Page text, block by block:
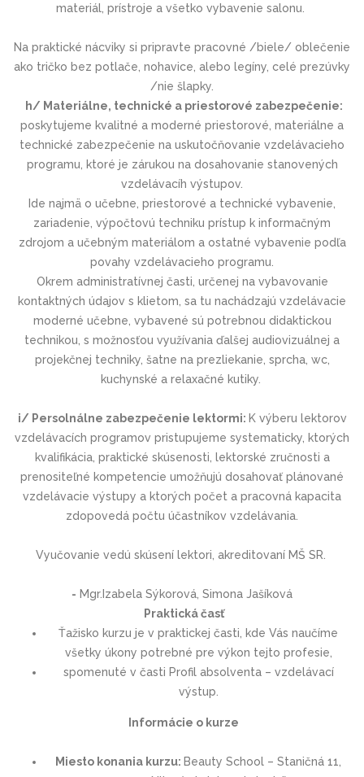
materiál, prístroje a všetko vybavenie salonu.
Na praktické nácviky si pripravte pracovné /biele/ oblečenie
ako tričko bez potlače, nohavice, alebo legíny, celé prezúvky
/nie šlapky.
h/ Materiálne, technické a priestorové zabezpečenie:
poskytujeme kvalitné a moderné priestorové, materiálne a
technické zabezpečenie na uskutočňovanie vzdelávacieho
programu, ktoré je zárukou na dosahovanie stanovených
vzdelávacíh výstupov.
Ide najmä o učebne, priestorové a technické vybavenie,
zariadenie, výpočtovú techniku prístup k informačným
zdrojom a učebným materiálom a ostatné vybavenie podľa
povahy vzdelávacieho programu.
Okrem administratívnej časti, určenej na vybavovanie
kontaktných údajov s klietom, sa tu nachádzajú vzdelávacie
moderné učebne, vybavené sú potrebnou didaktickou
technikou, s možnosťou využívania ďalšej audiovizuálnej a
projekčnej techniky, šatne na prezliekanie, sprcha, wc,
kuchynské a relaxačné kutiky.
i/ Persolnálne zabezpečenie lektormi: K výberu lektorov
vzdelávacích programov pristupujeme systematicky, ktorých
kvalifikácia, praktické skúsenosti, lektorské zručnosti a
prenositeľné kompetencie umožňujú dosahovať plánované
vzdelávacie výstupy a ktorých počet a pracovná kapacita
zdopovedá počtu účastníkov vzdelávania.
Vyučovanie vedú skúsení lektori, akreditovaní MŠ SR.
- Mgr.Izabela Sýkorová, Simona Jašíková
Praktická časť
Ťažisko kurzu je v praktickej časti, kde Vás naučíme
všetky úkony potrebné pre výkon tejto profesie,
spomenuté v časti Profil absolventa – vzdelávací
výstup.
Informácie o kurze
Miesto konania kurzu: Beauty School – Staničná 11,